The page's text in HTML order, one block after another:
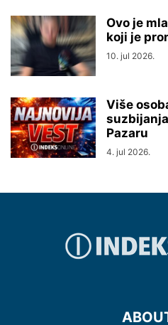
Ovo je
koji je
10. jul 2026.
Više
Pazaru
4. jul 2026.